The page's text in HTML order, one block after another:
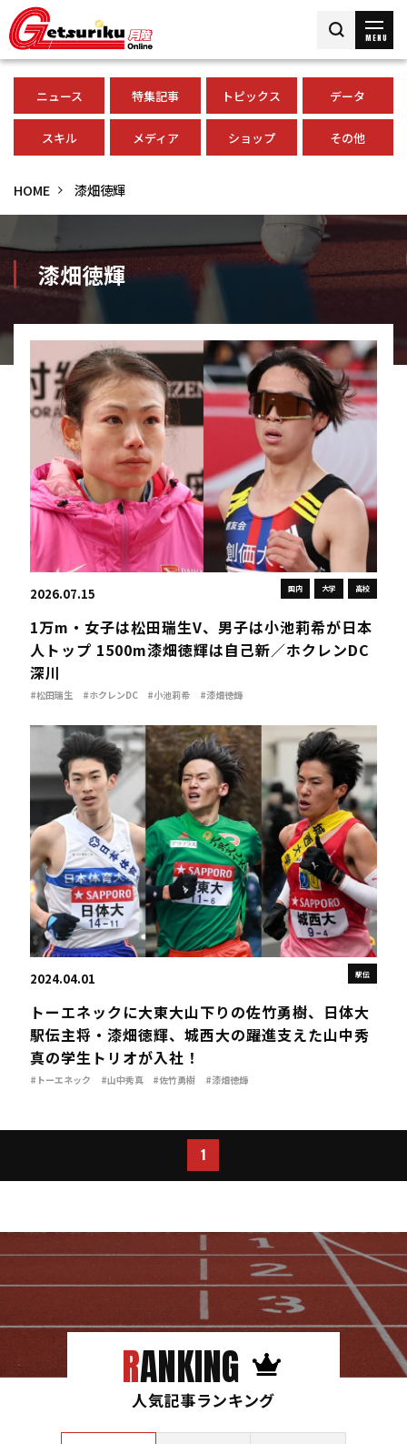
MENU
ニュース 特集記事 トピックス データ
スキル メディア ショップ その他
HOME 漆畑徳輝
漆畑徳輝
国内 大学 高校
2026.07.15
1万m・女子は松田瑞生V、男子は小池莉希が日本
人トップ 1500m漆畑徳輝は自己新／ホクレンDC
深川
#松田瑞生 #ホクレンDC #小池莉希 #漆畑徳輝
駅伝
2024.04.01
トーエネックに大東大山下りの佐竹勇樹、日体大
駅伝主将・漆畑徳輝、城西大の躍進支えた山中秀
真の学生トリオが入社！
#トーエネック #山中秀真 #佐竹勇樹 #漆畑徳輝
1
RANKING
人気記事ランキング